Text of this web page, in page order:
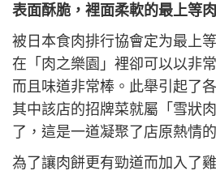
表面酥脆，裡面柔軟的最上等
被日本食肉排行協會定为最上
在「肉之樂園」裡卻可以以非
而且味道非常棒。此舉引起了
其中該店的招牌菜就屬「雪狀
了，這是一道凝聚了店原熱情
為了讓肉餅更有勁道而加入了